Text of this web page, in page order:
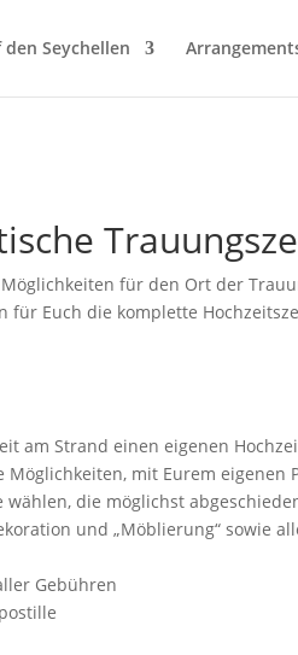
Seychellen
für den Ort der
Euch die komplette
am Strand einen eigenen
mit Eurem
die möglichst
und „Möblierung“ sowie
Gebühren